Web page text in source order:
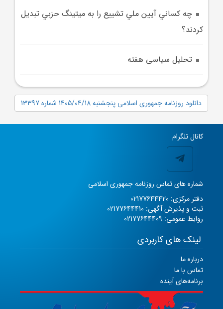
چه کساني آيين ملي تشييع را به ميتينگ حزبي تبديل
کردند؟
تحلیل سیاسی هفته
دانلود روزنامه جمهوری اسلامی پنجشنبه 1405/04/18 شماره 13397
کانال تلگرام
شماره های تماس روزنامه جمهوری اسلامی
دفتر مرکزی: 02177644420
ثبت و پذیرش آگهی: 02177644410
روابط عمومی: 02177644409
لینک های کاربردی
درباره ما
تماس با ما
برنامه‌های آینده